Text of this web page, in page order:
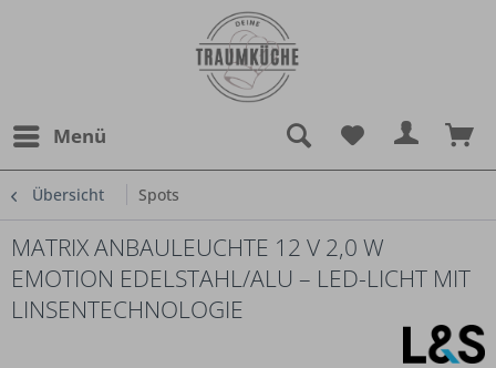
Menü
Übersicht Spots
MATRIX ANBAULEUCHTE 12 V 2,0 W
EMOTION EDELSTAHL/ALU – LED-LICHT MIT
LINSENTECHNOLOGIE